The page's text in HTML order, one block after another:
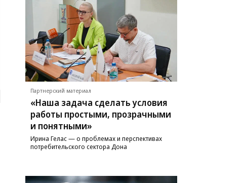
Фото: Коммерсантъ / Василий Дерюгин/купить фото
Фото: Коммерсантъ / Василий Дерюгин/купить фото
Партнерский материал
«Наша задача сделать условия
работы простыми, прозрачными
и понятными»
Ирина Гелас — о проблемах и перспективах
потребительского сектора Дона